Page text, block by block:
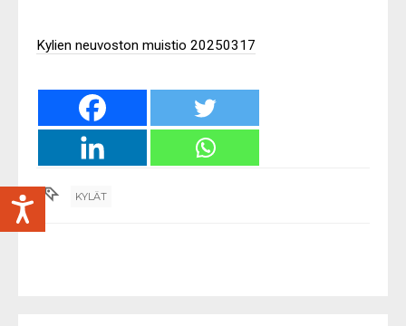
Kylien neuvoston muistio 20250317
KYLÄT